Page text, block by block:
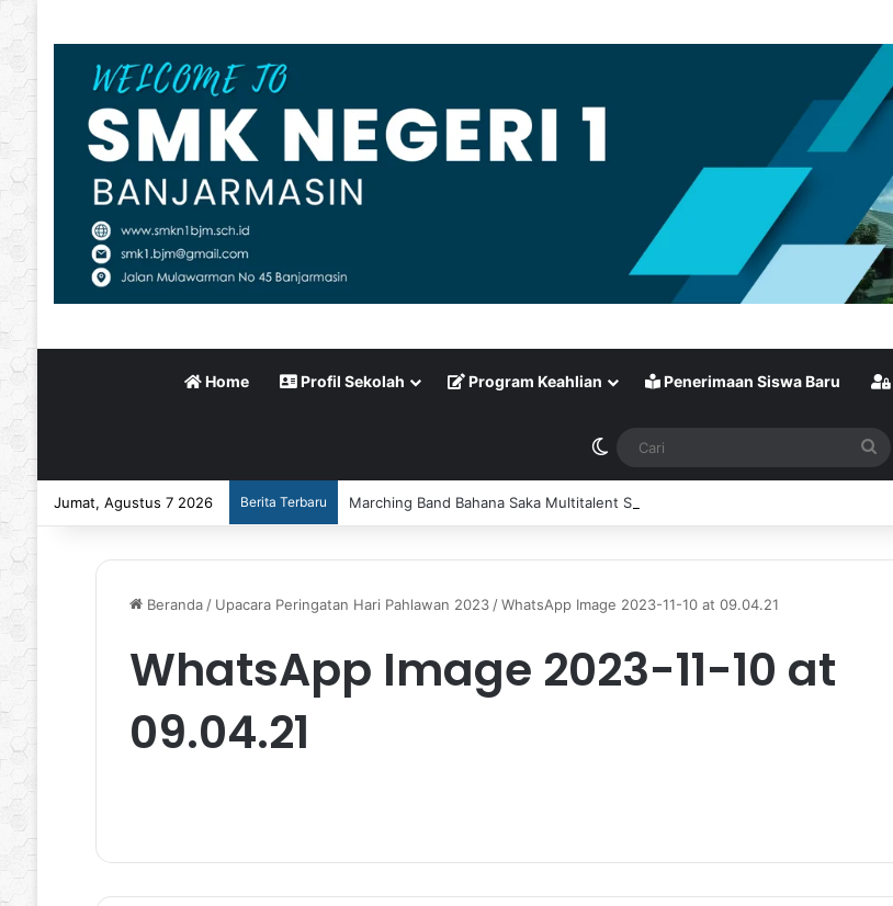
Home Profil Sekolah Program Keahlian Penerimaan Siswa Baru
Switch skin
Jumat, Agustus 7 2026 Berita Terbaru Marching Band Bahana Saka Multitalent SMK Negeri 1 Banjarmasin Borong
Beranda / Upacara Peringatan Hari Pahlawan 2023 /WhatsApp Image 2023-11-10 at 09.04.21
WhatsApp Image 2023-11-10 at
09.04.21